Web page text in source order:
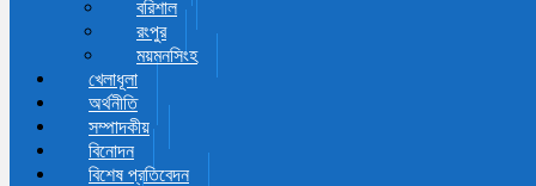
বরিশাল
রংপুর
ময়মনসিংহ
খেলাধূলা
অর্থনীতি
সম্পাদকীয়
বিনোদন
বিশেষ প্রতিবেদন